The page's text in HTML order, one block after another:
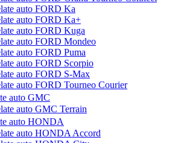
auto FORD Ka
auto FORD Ka+
auto FORD Kuga
auto FORD Mondeo
auto FORD Puma
auto FORD Scorpio
auto FORD S-Max
auto FORD Tourneo Courier
auto GMC
auto GMC Terrain
auto HONDA
auto HONDA Accord